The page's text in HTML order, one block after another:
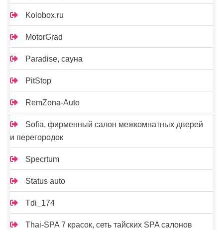
Kolobox.ru
MotorGrad
Paradise, сауна
PitStop
RemZona-Auto
Sofia, фирменный салон межкомнатных дверей
и перегородок
Specrtum
Status auto
Tdi_174
Thai-SPA 7 красок, сеть тайских SPA салонов